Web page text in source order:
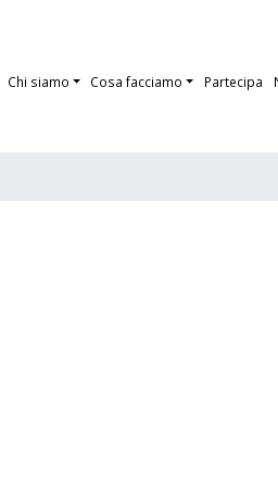
Chi siamo Cosa facciamo Partecipa